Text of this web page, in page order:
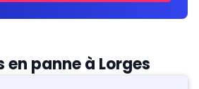
en panne à Lorges